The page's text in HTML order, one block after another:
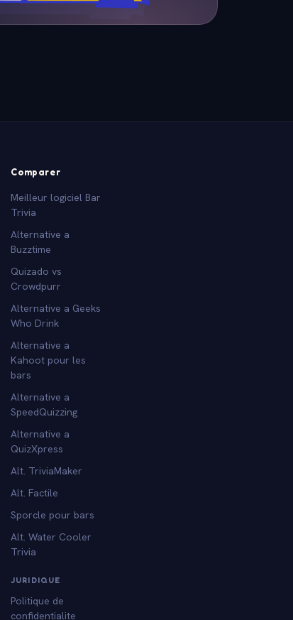
Comparer
Meilleur logiciel Bar
Trivia
Alternative a
Buzztime
Quizado vs
Crowdpurr
Alternative a Geeks
Who Drink
Alternative a
Kahoot pour les
bars
Alternative a
SpeedQuizzing
Alternative a
QuizXpress
Alt. TriviaMaker
Alt. Factile
Sporcle pour bars
Alt. Water Cooler
Trivia
JURIDIQUE
Politique de
confidentialite